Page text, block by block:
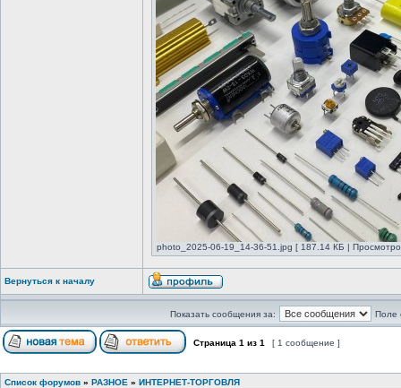
photo_2025-06-19_14-36-51.jpg [ 187.14 КБ |
Вернуться к началу
Показать сообщения за: Поле
Страница 1 из 1 [ 1 сообщение ]
Список форумов » РАЗНОЕ » ИНТЕРНЕТ-ТОРГОВЛЯ